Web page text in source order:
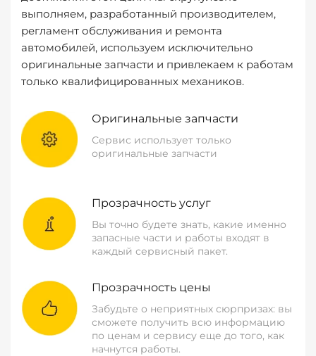
выполняем, разработанный производителем,
регламент обслуживания и ремонта
автомобилей, используем исключительно
оригинальные запчасти и привлекаем к работам
только квалифицированных механиков.
Оригинальные запчасти
Сервис использует только
оригинальные запчасти
Прозрачность услуг
Вы точно будете знать, какие именно
запасные части и работы входят в
каждый сервисный пакет.
Прозрачность цены
Забудьте о неприятных сюрпризах: вы
сможете получить всю информацию
по ценам и сервису еще до того, как
начнутся работы.